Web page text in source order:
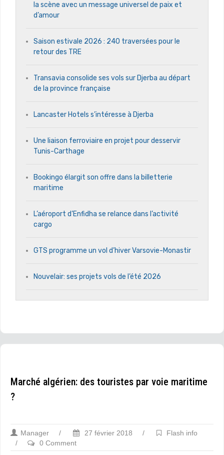
la scène avec un message universel de paix et
d’amour
Saison estivale 2026 : 240 traversées pour le
retour des TRE
Transavia consolide ses vols sur Djerba au départ
de la province française
Lancaster Hotels s’intéresse à Djerba
Une liaison ferroviaire en projet pour desservir
Tunis-Carthage
Bookingo élargit son offre dans la billetterie
maritime
L’aéroport d’Enfidha se relance dans l’activité
cargo
GTS programme un vol d’hiver Varsovie-Monastir
Nouvelair: ses projets vols de l’été 2026
Marché algérien: des touristes par voie maritime
?
Manager / 27 février 2018 /
Flash info
/
0 Comment